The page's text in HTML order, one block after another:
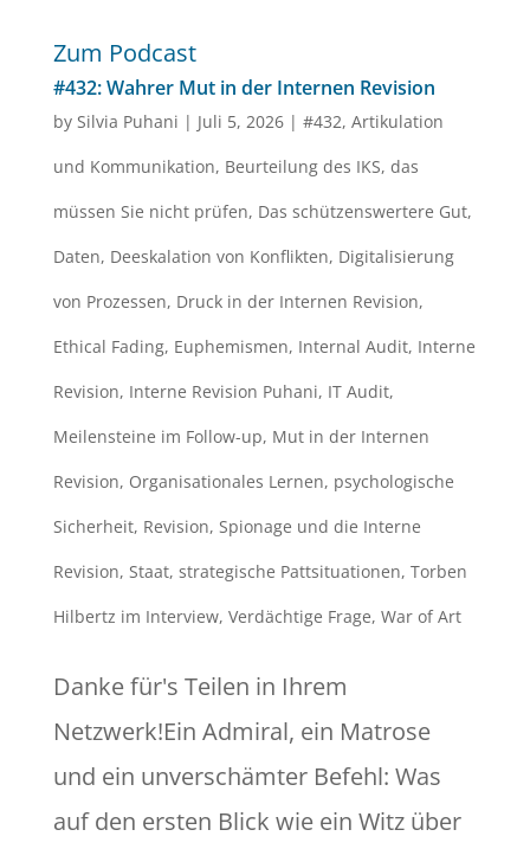
Zum Podcast
#432: Wahrer Mut in der Internen Revision
by Silvia Puhani | Juli 5, 2026| #432, Artikulation
und Kommunikation, Beurteilung des IKS, das
müssen Sie nicht prüfen, Das schützenswertere Gut,
Daten, Deeskalation von Konflikten, Digitalisierung
von Prozessen, Druck in der Internen Revision,
Ethical Fading, Euphemismen, Internal Audit, Interne
Revision, Interne Revision Puhani, IT Audit,
Meilensteine im Follow-up, Mut in der Internen
Revision, Organisationales Lernen, psychologische
Sicherheit, Revision, Spionage und die Interne
Revision, Staat, strategische Pattsituationen, Torben
Hilbertz im Interview, Verdächtige Frage, War of Art
Danke für's Teilen in Ihrem
Netzwerk!Ein Admiral, ein Matrose
und ein unverschämter Befehl: Was
auf den ersten Blick wie ein Witz über